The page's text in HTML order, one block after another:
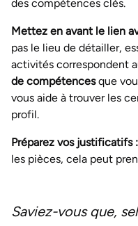
des compétences clés.
Mettez en avant le lien
pas le lieu de détailler,
activités correspondent
de compétencesque
vous aide à trouver les
profil.
Préparez vos justificatifs :
les pièces, cela peut
Saviez-vous que,